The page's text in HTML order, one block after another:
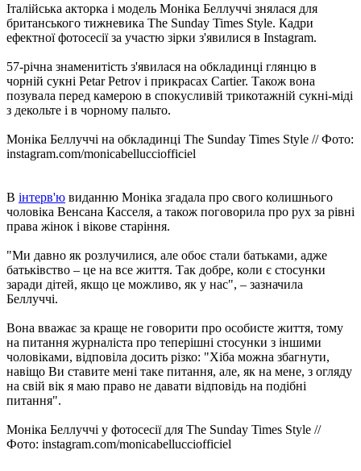
Італійська акторка і модель Моніка Беллуччі знялася для
британського тижневика The Sunday Times Style. Кадри
ефектної фотосесії за участю зірки з'явилися в Instagram.
57-річна знаменитість з'явилася на обкладинці глянцю в
чорній сукні Petar Petrov і прикрасах Cartier. Також вона
позувала перед камерою в спокусливій трикотажній сукні-міді
з декольте і в чорному пальто.
Моніка Беллуччі на обкладинці The Sunday Times Style // Фото:
instagram.com/monicabellucciofficiel
В інтерв'ю виданню Моніка згадала про свого колишнього
чоловіка Венсана Касселя, а також поговорила про рух за рівні
права жінок і вікове старіння.
"Ми давно як розлучилися, але обоє стали батьками, адже
батьківство – це на все життя. Так добре, коли є стосунки
заради дітей, якщо це можливо, як у нас", – зазначила
Беллуччі.
Вона вважає за краще не говорити про особисте життя, тому
на питання журналіста про теперішні стосунки з іншими
чоловіками, відповіла досить різко: "Хіба можна збагнути,
навіщо Ви ставите мені таке питання, але, як на мене, з огляду
на свій вік я маю право не давати відповідь на подібні
питання".
Моніка Беллуччі у фотосесії для The Sunday Times Style //
Фото: instagram.com/monicabellucciofficiel